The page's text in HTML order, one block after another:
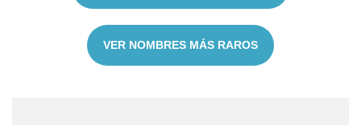
VER NOMBRES MÁS RAROS